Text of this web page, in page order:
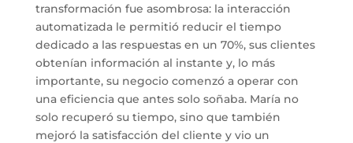
transformación fue asombrosa: la interacción
automatizada le permitió reducir el tiempo
dedicado a las respuestas en un 70%, sus clientes
obtenían información al instante y, lo más
importante, su negocio comenzó a operar con
una eficiencia que antes solo soñaba. María no
solo recuperó su tiempo, sino que también
mejoró la satisfacción del cliente y vio un